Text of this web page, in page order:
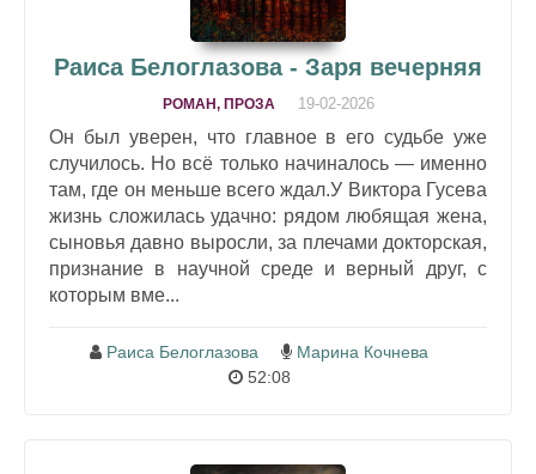
Раиса Белоглазова - Заря вечерняя
РОМАН, ПРОЗА 19-02-2026
Он был уверен, что главное в его судьбе уже
случилось. Но всё только начиналось — именно
там, где он меньше всего ждал.У Виктора Гусева
жизнь сложилась удачно: рядом любящая жена,
сыновья давно выросли, за плечами докторская,
признание в научной среде и верный друг, с
которым вме...
Раиса Белоглазова
Марина Кочнева
52:08